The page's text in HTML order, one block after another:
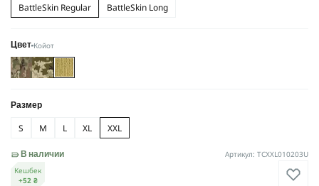
BattleSkin Regular BattleSkin Long
Цвет Койот
Размер
S M L XL XXL
В наличии
Артикул: TCXXL010203U
Кешбек
+52 ₴